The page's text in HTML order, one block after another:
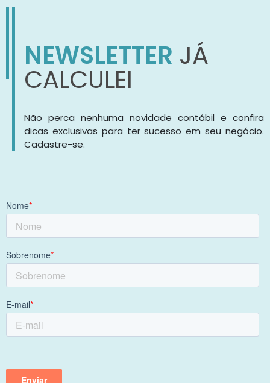
NEWSLETTER JÁ
CALCULEI
Não perca nenhuma novidade contábil e confira
dicas exclusivas para ter sucesso em seu negócio.
Cadastre-se.